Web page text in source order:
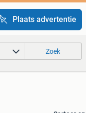
Plaats advertentie
Zoek